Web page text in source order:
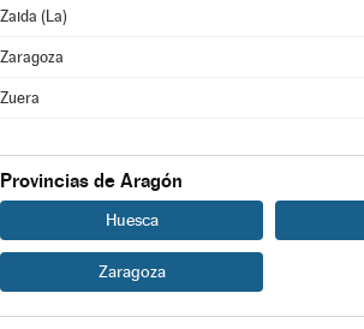
Zaida (La)
Zaragoza
Zuera
Provincias de Aragón
Huesca
Zaragoza